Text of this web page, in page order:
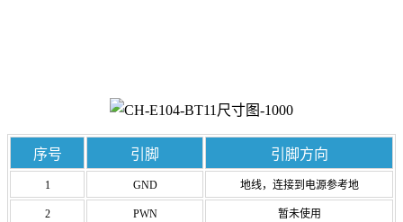
序号 引脚 引脚方向
1 GND 地线，连接到电源参考地
2 PWN 暂未使用